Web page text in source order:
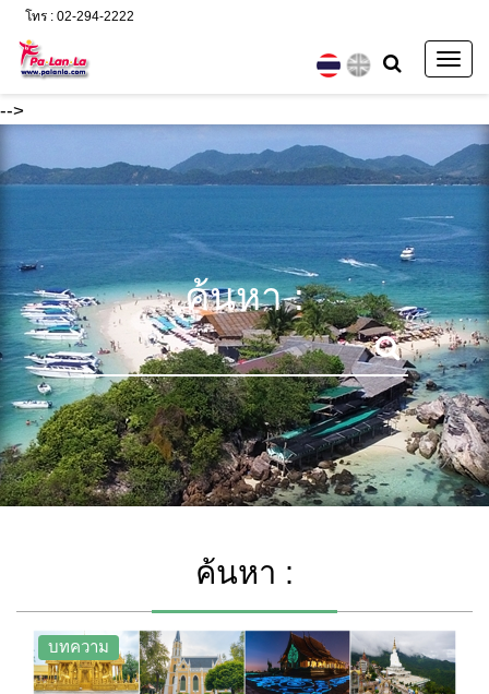
-->
โทร : 02-294-2222
ค้นหา :
ค้นหา :
บทความ